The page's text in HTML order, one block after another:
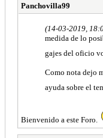
Panchovilla99
(14-03-2019,
medida de lo
gajes del oficio
Como nota dejo
ayuda sobre el
Bienvenido a este Foro.